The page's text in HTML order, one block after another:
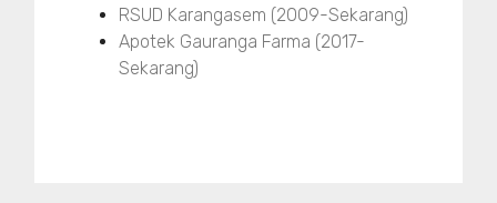
RSUD Karangasem (2009-Sekarang)
Apotek Gauranga Farma (2017-
Sekarang)